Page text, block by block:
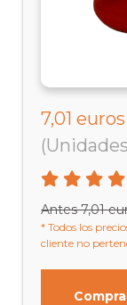
7,01
Antes 7,01
* Todos los
cliente no